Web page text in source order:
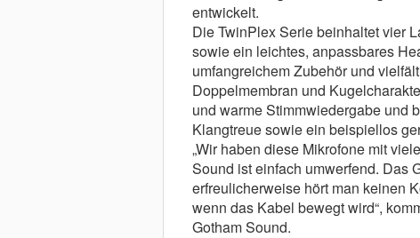
entwickelt.
Die TwinPlex Serie beinhaltet vier
sowie ein leichtes, anpassbares
umfangreichem Zubehör und
Doppelmembran und
und warme Stimmwiedergabe und
Klangtreue sowie ein beispiellos
„Wir haben diese Mikrofone mit
Sound ist einfach umwerfend. Das
erfreulicherweise hört man keinen
wenn das Kabel bewegt wird“,
Gotham Sound.